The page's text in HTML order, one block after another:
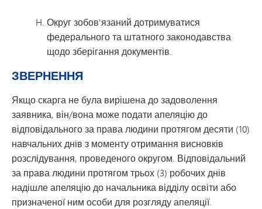
Округ зобов'язаний дотримуватися
федерального та штатного законодавства
щодо зберігання документів.
ЗВЕРНЕННЯ
Якщо скарга не була вирішена до задоволення
заявника, він/вона може подати апеляцію до
відповідального за права людини протягом десяти (10)
навчальних днів з моменту отримання висновків
розслідування, проведеного округом. Відповідальний
за права людини протягом трьох (3) робочих днів
надішле апеляцію до начальника відділу освіти або
призначеної ним особи для розгляду апеляції.